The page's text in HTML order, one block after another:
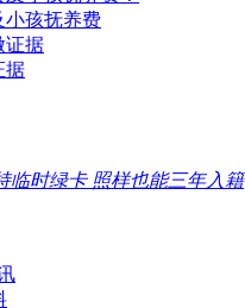
小孩抚养费
据
临时绿卡 照样也能三年入籍